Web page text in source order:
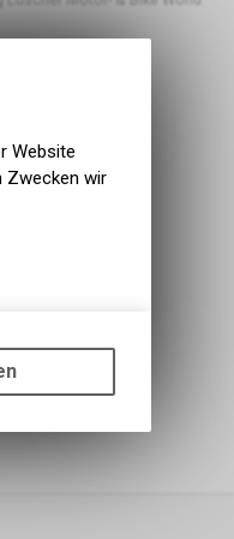
Website
Zwecken wir
wie die
die